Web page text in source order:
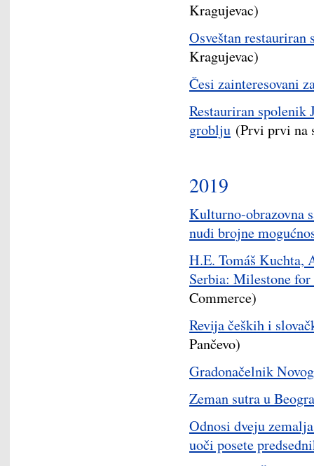
Kragujevac)
Osveštan
Kragujevac)
Česi zainteresovani
Restauriran spolenik
groblju (Prvi prvi na
2019
Kulturno-obrazovna
nudi brojne
H.E. Tomáš Kuchta,
Serbia: Milestone
Commerce)
Revija čeških i
Pančevo)
Gradonačelnik
Zeman sutra u
Odnosi dveju
uoči posete